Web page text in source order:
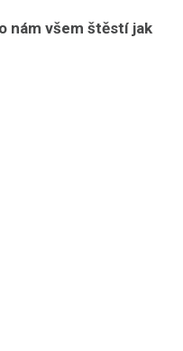
nám všem štěstí jak